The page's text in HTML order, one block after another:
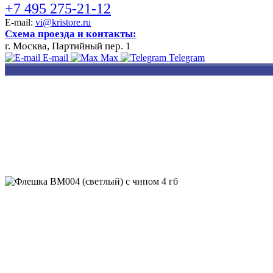
+7 495 275-21-12
E-mail: vi@kristore.ru
Схема проезда и контакты:
г. Москва, Партийный пер. 1
E-mail Max Telegram